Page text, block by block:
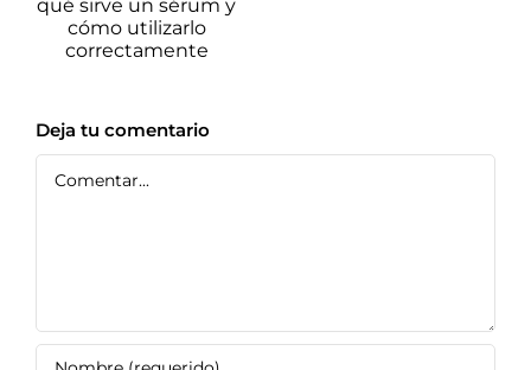
un sérum y
cómo utilizarlo
Deja tu comentario
Comentar